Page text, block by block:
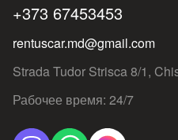
+373 67453453
rentuscar.md@gmail.com
Strada Tudor Strisca 8/1,
Рабочее время: 24/7